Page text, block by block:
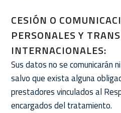
CESIÓN O
PERSONALES Y
INTERNACIONALES:
Sus datos no se comunicarán
salvo que exista alguna
prestadores vinculados al
encargados del tratamiento.